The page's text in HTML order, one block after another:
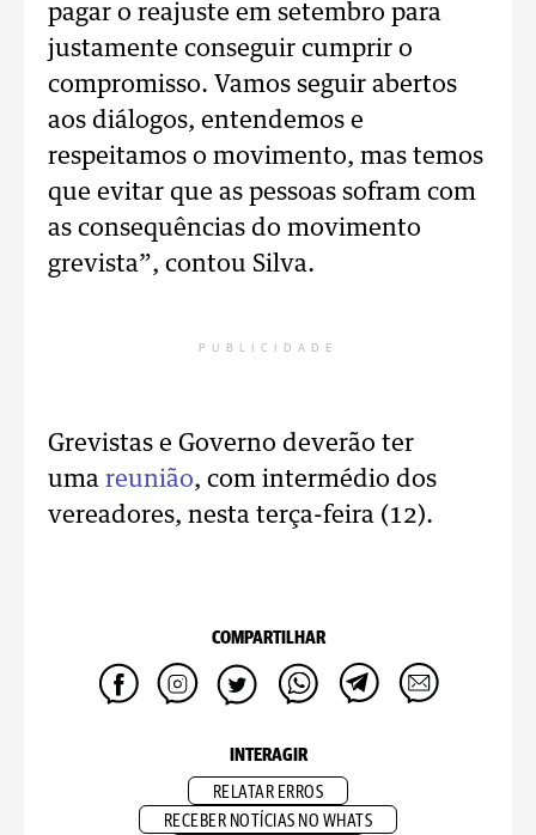
pagar o reajuste em setembro para
justamente conseguir cumprir o
compromisso. Vamos seguir abertos
aos diálogos, entendemos e
respeitamos o movimento, mas temos
que evitar que as pessoas sofram com
as consequências do movimento
grevista”, contou Silva.
PUBLICIDADE
Grevistas e Governo deverão ter
uma reunião, com intermédio dos
vereadores, nesta terça-feira (12).
COMPARTILHAR
INTERAGIR
RELATAR ERROS
RECEBER NOTÍCIAS NO WHATS